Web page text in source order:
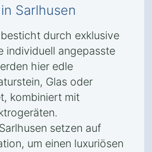
Sarlhusen
durch exklusive
individuell angepasste
hier edle
Glas oder
kombiniert mit
setzen auf
um einen luxuriösen